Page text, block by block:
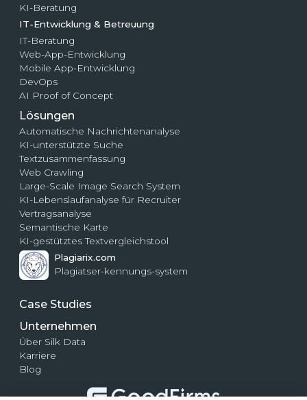
KI-Beratung
IT-Entwicklung & Betreuung
IT-Beratung
Web-App-Entwicklung
Mobile App-Entwicklung
DevOps
AI Proof of Concept
Lösungen
Automatische Nachrichtenanalyse
KI-unterstützte Suche
Textzusammenfassung
Web Crawling
Large-Scale Image Search System
KI-Lebenslaufanalyse für Recruiter
Vertragsanalyse
Semantische Karte
KI-gestütztes Textvergleichstool
Plagiarix.com
Plagiatser-kennungs-system
Case Studies
Unternehmen
Über Silk Data
Karriere
Blog